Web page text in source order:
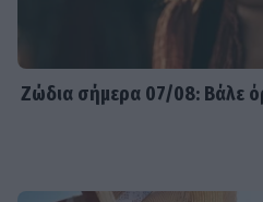
Ζώδια σήμερα 07/08: Βάλε